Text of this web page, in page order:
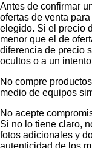
Antes de confirmar
ofertas de venta
elegido. Si el precio
menor que el de
diferencia de precio
ocultos o a un
No compre
medio de equipos
No acepte
Si no lo tiene claro,
fotos adicionales y
autenticidad de los